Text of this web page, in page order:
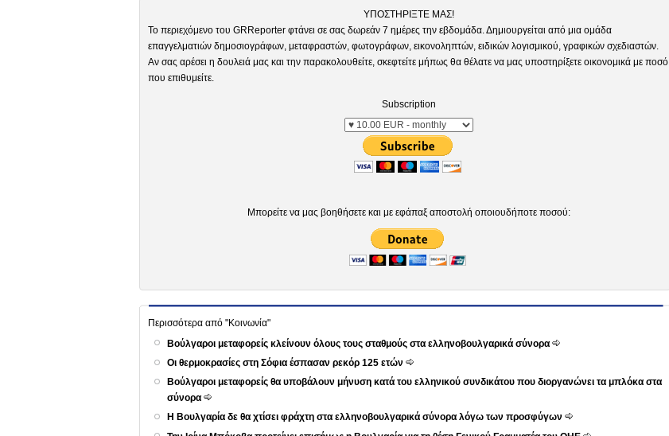
ΥΠΟΣΤΗΡΙΞΤΕ ΜΑΣ!
Το περιεχόμενο του GRReporter φτάνει σε σας δωρεάν 7 ημέρες την εβδομάδα. Δημιουργείται από μια ομάδα
επαγγελματιών δημοσιογράφων, μεταφραστών, φωτογράφων, εικονοληπτών, ειδικών λογισμικού, γραφικών σχεδιαστών.
Αν σας αρέσει η δουλειά μας και την παρακολουθείτε, σκεφτείτε μήπως θα θέλατε να μας υποστηρίξετε οικονομικά με ποσό
που επιθυμείτε.
Subscription
Μπορείτε να μας βοηθήσετε και με εφάπαξ αποστολή οποιουδήποτε ποσού:
Περισσότερα από "Κοινωνία"
Βούλγαροι μεταφορείς κλείνουν όλους τους σταθμούς στα ελληνοβουλγαρικά σύνορα
Οι θερμοκρασίες στη Σόφια έσπασαν ρεκόρ 125 ετών
Βούλγαροι μεταφορείς θα υποβάλουν μήνυση κατά του ελληνικού συνδικάτου που διοργανώνει τα μπλόκα στα
σύνορα
Η Βουλγαρία δε θα χτίσει φράχτη στα ελληνοβουλγαρικά σύνορα λόγω των προσφύγων